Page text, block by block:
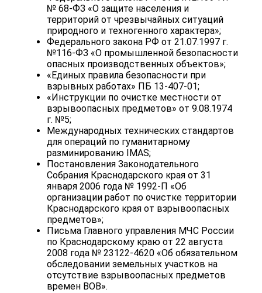
№ 68-ФЗ «О защите населения и
территорий от чрезвычайных ситуаций
природного и техногенного характера»;
Федерального закона РФ от 21.07.1997 г.
№116-ФЗ «О промышленной безопасности
опасных производственных объектов»;
«Единых правила безопасности при
взрывных работах» ПБ 13-407-01;
«Инструкции по очистке местности от
взрывоопасных предметов» от 9.08.1974
г. №5;
Международных технических стандартов
для операций по гуманитарному
разминированию IMAS;
Постановления Законодательного
Собрания Краснодарского края от 31
января 2006 года № 1992-П «Об
организации работ по очистке территории
Краснодарского края от взрывоопасных
предметов»;
Письма Главного управления МЧС России
по Краснодарскому краю от 22 августа
2008 года № 23122-4620 «Об обязательном
обследовании земельных участков на
отсутствие взрывоопасных предметов
времен ВОВ».